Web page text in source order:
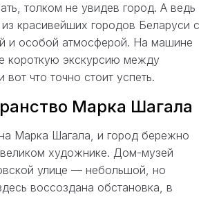
толком не увидев город. А ведь
красивейших городов Беларуси с
и особой атмосферой. На машине
короткую экскурсию между
вот что точно стоит успеть.
Марка Шагала
Марка Шагала, и город бережно
великом художнике. Дом-музей
улице — небольшой, но
воссоздана обстановка, в